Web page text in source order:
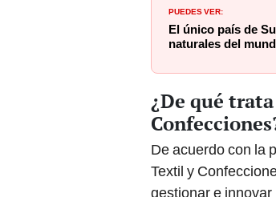
PUEDES VER:
El único país de
naturales del
¿De qué
De acuerdo con la
Textil y
gestionar e